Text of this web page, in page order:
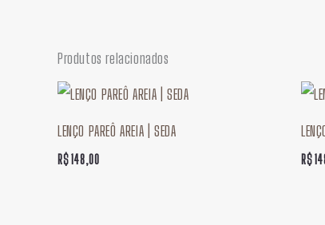
Produtos relacionados
LENÇO PAREÔ AREIA | SEDA
R$148,00 R$